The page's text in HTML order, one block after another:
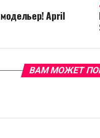
April
ВАМ МОЖЕТ